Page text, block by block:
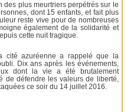
des plus meurtriers perpétrés sur le
dont 15 enfants, et fait plus
reste vive pour de nombreuses
également de la solidarité et
cette nuit tragique.
cité azuréenne a rappelé que la
Dix ans après les événements,
dont la vie a été brutalement
de défendre les valeurs de liberté,
ce soir du 14 juillet 2016.